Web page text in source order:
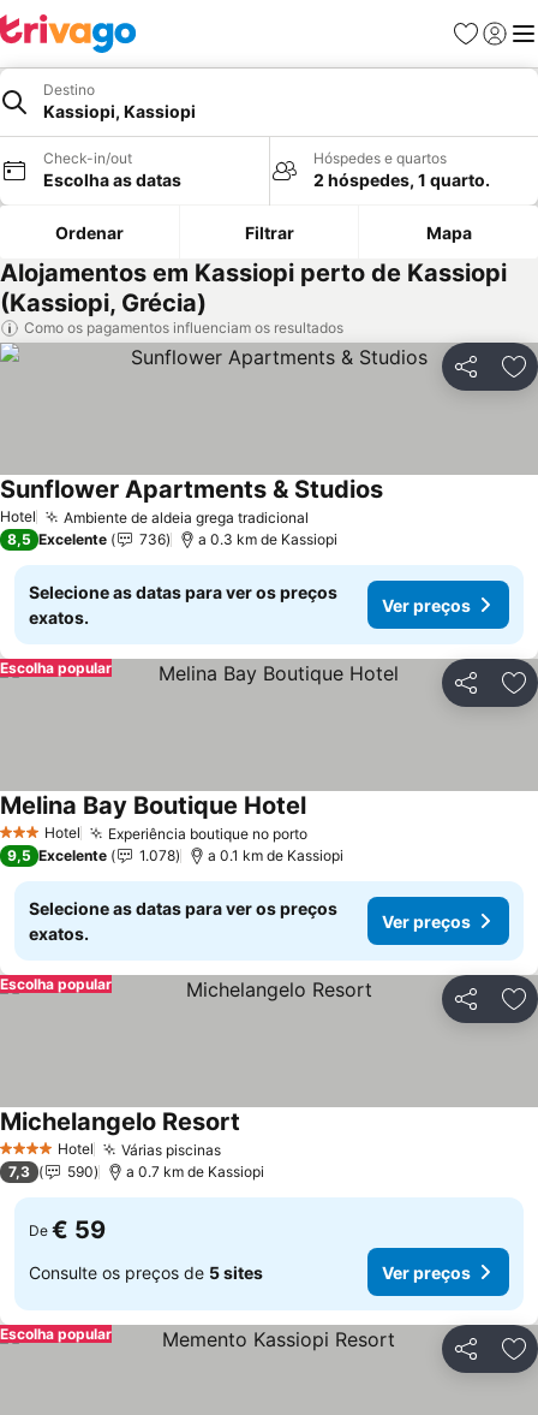
Favoritos
Iniciar
Destino
Kassiopi, Kassiopi
Check-in/out
Escolha as datas
Hóspedes e quartos
2 hóspedes, 1 quarto.
Ordenar Filtrar Mapa
Alojamentos em Kassiopi perto de Kassiopi
(Kassiopi, Grécia)
Como os pagamentos influenciam os resultados
Partilhar
Hotel Ambiente de aldeia grega tradicional
Sunflower Apartments & Studios
8,5 Excelente 736 a 0.3 km de Kassiopi
Selecione as datas para ver os preços
exatos.
Ver preços
Partilhar
Escolha popular
3 EstrelasHotel Experiência boutique no porto
Melina Bay Boutique Hotel
9,5 Excelente 1.078 a 0.1 km de Kassiopi
Selecione as datas para ver os preços
exatos.
Ver preços
Partilhar
Escolha popular
4 EstrelasHotel Várias piscinas
Michelangelo Resort
7,3 590 a 0.7 km de Kassiopi
De € 59
Consulte os preços de 5 sites Ver preços
Partilhar
Escolha popular